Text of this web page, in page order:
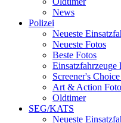
News
Polizei
Neueste
Neueste Fotos
Beste Fotos
Einsatzfahrzeuge
Screener's
Art & Action
Oldtimer
SEG/KATS
Neueste